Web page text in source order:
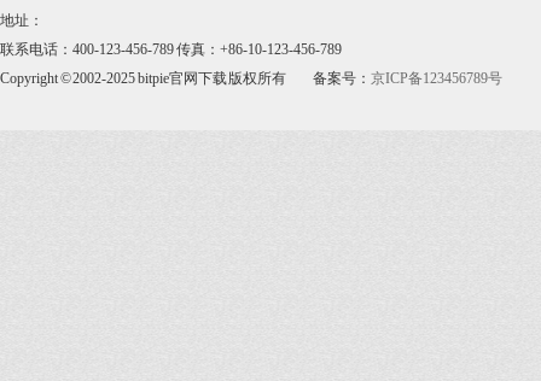
地址：
联系电话：400-123-456-789 传真：+86-10-123-456-789
Copyright © 2002-2025 bitpie官网下载 版权所有
备案号： 京ICP备123456789号